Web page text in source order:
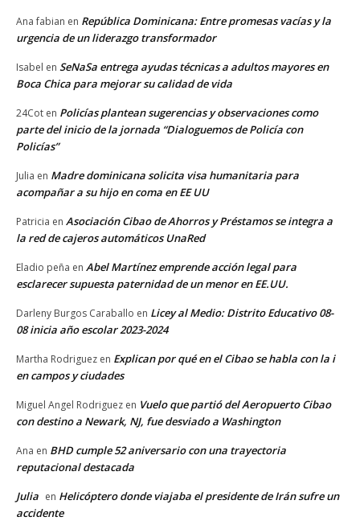
Ana fabian en República Dominicana: Entre promesas vacías y la
urgencia de un liderazgo transformador
Isabel en SeNaSa entrega ayudas técnicas a adultos mayores en
Boca Chica para mejorar su calidad de vida
24Cot en Policías plantean sugerencias y observaciones como
parte del inicio de la jornada “Dialoguemos de Policía con
Policías”
Julia en Madre dominicana solicita visa humanitaria para
acompañar a su hijo en coma en EE UU
Patricia en Asociación Cibao de Ahorros y Préstamos se integra a
la red de cajeros automáticos UnaRed
Eladio peña en Abel Martínez emprende acción legal para
esclarecer supuesta paternidad de un menor en EE.UU.
Darleny Burgos Caraballo en Licey al Medio: Distrito Educativo 08-
08 inicia año escolar 2023-2024
Martha Rodriguez en Explican por qué en el Cibao se habla con la i
en campos y ciudades
Miguel Angel Rodriguez en Vuelo que partió del Aeropuerto Cibao
con destino a Newark, NJ, fue desviado a Washington
Ana en BHD cumple 52 aniversario con una trayectoria
reputacional destacada
Julia en Helicóptero donde viajaba el presidente de Irán sufre un
accidente